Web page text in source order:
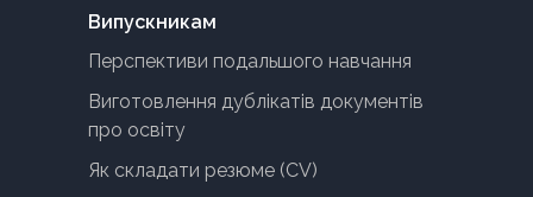
Випускникам
Перспективи подальшого навчання
Виготовлення дублікатів документів
про освіту
Як складати резюме (CV)